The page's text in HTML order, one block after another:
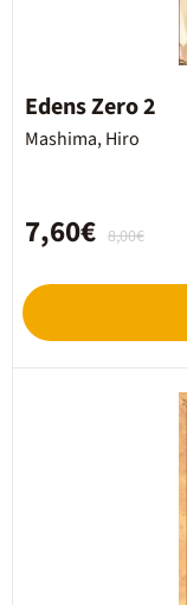
Edens Zero 2
Mashima, Hiro
8,00€
7,60€